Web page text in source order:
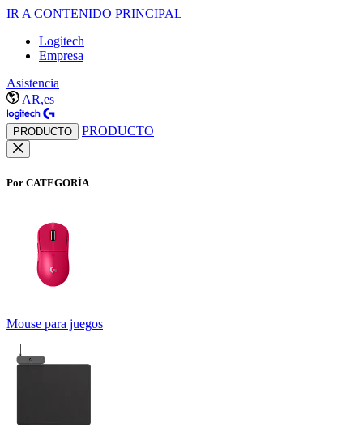
IR A CONTENIDO PRINCIPAL
Logitech
Empresa
Asistencia
AR,es
PRODUCTO PRODUCTO
Por CATEGORÍA
Mouse para juegos